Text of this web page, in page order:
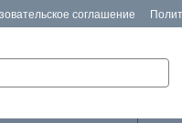
соглашение